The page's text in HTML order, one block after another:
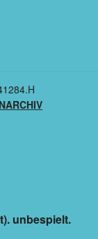
unbespielt.